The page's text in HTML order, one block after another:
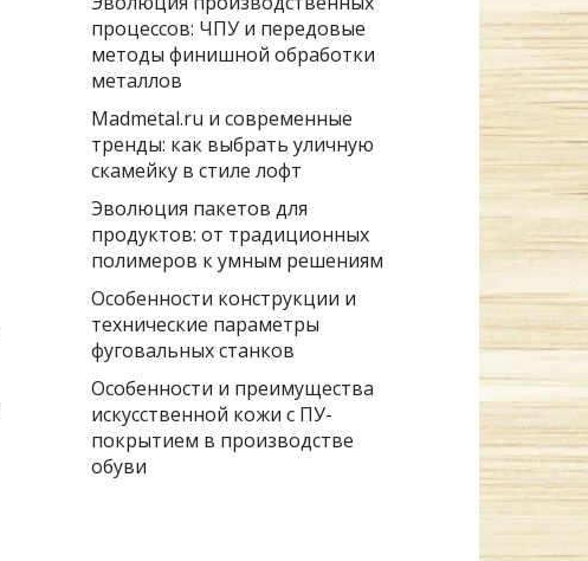
процессов: ЧПУ и передовые
методы финишной обработки
металлов
Madmetal.ru и современные
тренды: как выбрать уличную
скамейку в стиле лофт
Эволюция пакетов для
продуктов: от традиционных
полимеров к умным решениям
Особенности конструкции и
технические параметры
фуговальных станков
Особенности и преимущества
искусственной кожи с ПУ-
покрытием в производстве
обуви